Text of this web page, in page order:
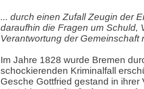
... durch einen Zufall Zeugin der
daraufhin die Fragen um Schuld,
Verantwortung der Gemeinschaft
Im Jahre 1828 wurde Bremen
schockierenden Kriminalfall
Gesche Gottfried gestand in ihrer